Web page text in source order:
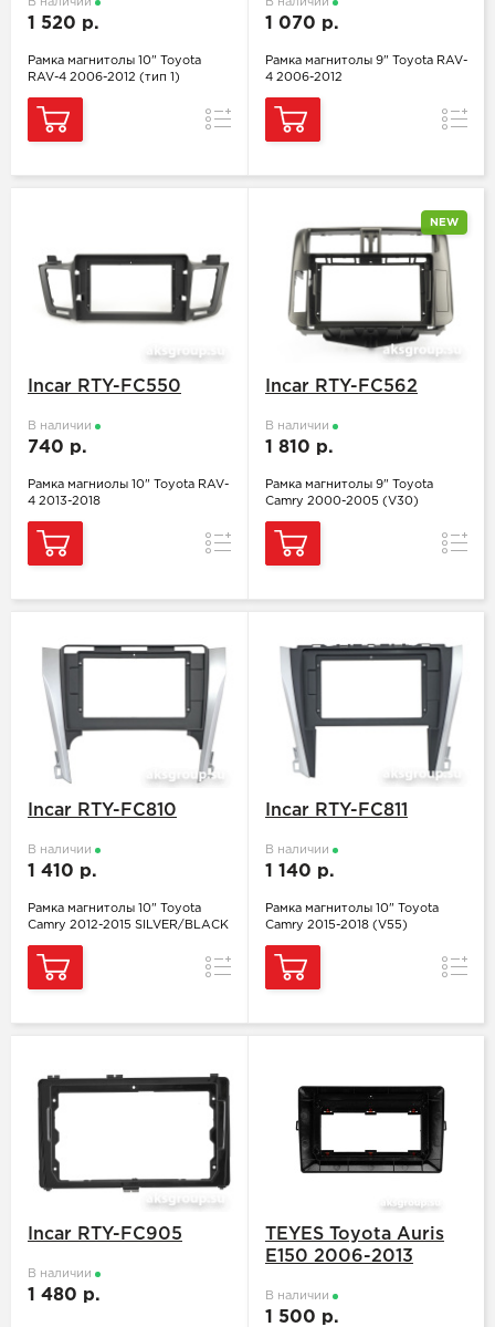
В наличии
1 520 р.
Рамка магнитолы 10" Toyota
RAV-4 2006-2012 (тип 1)
Сравнение
В наличии
1 070 р.
Рамка магнитолы 9" Toyota RAV-
4 2006-2012
Incar RTY-FC550
В наличии
740 р.
Рамка магниолы 10" Toyota RAV-
4 2013-2018
Сравнение
NEW
Incar RTY-FC562
В наличии
1 810 р.
Рамка магнитолы 9" Toyota
Camry 2000-2005 (V30)
Incar RTY-FC810
В наличии
1 410 р.
Рамка магнитолы 10" Toyota
Camry 2012-2015 SILVER/BLACK
Сравнение
Incar RTY-FC811
В наличии
1 140 р.
Рамка магнитолы 10" Toyota
Camry 2015-2018 (V55)
Incar RTY-FC905
В наличии
1 480 р.
TEYES Toyota Auris
E150 2006-2013
В наличии
1 500 р.